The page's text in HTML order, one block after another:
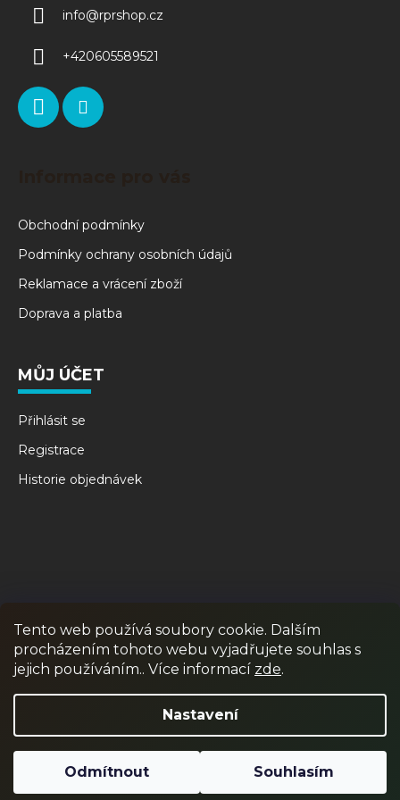
Tento web používá soubory cookie. Dalším
procházením tohoto webu vyjadřujete souhlas s
jejich používáním.. Více informací zde.
Nastavení
Odmítnout Souhlasím
info@rprshop.cz
+420605589521
Obchodní podmínky
Podmínky ochrany osobních údajů
Reklamace a vrácení zboží
Doprava a platba
MŮJ ÚČET
Přihlásit se
Registrace
Historie objednávek
RPR GAMES PAINTBALL JUNIOR PAINTBALL
Vytvořil Shoptet
Copyright 2026RPR SHOP. Všechna práva vyhrazena.